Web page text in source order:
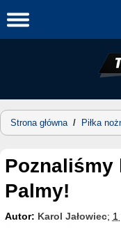
to
Strona główna/ Piłka
Poznaliśmy karę dla Luisa
Palmy!
Autor: Karol Jałowiec; 1